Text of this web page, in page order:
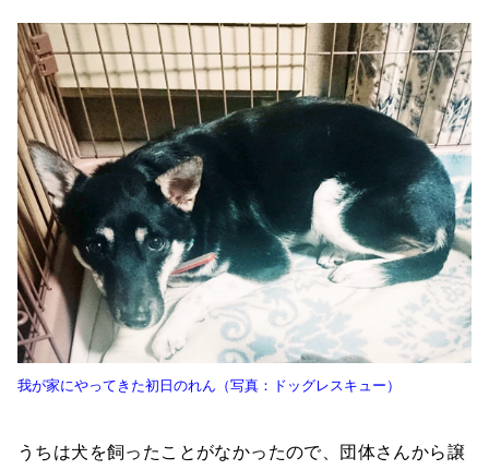
我が家にやってきた初日のれん（写真：ドッグレスキュー）
うちは犬を飼ったことがなかったので、団体さんから譲